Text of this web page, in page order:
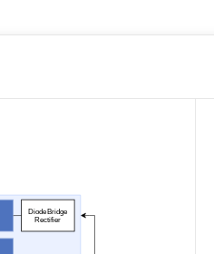
Diode Bridge
Rectifier